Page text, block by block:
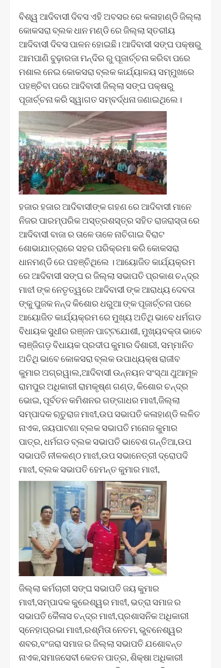
ବିଶ୍ୱ ଆଦିବାସୀ ଦିବସ ଏହି ଅବସର ରେ କଳାହାଣ୍ଡି ଜିଲ୍ଲା
କୋକସରା ବ୍ଲକ ଧାନ ମଣ୍ଡି ରେ ଜିଲ୍ଲା ସ୍ତରୀୟ
ଆଦିବାସୀ ଦିବସ ପାଳନ ହୋଇଛି। ଆଦିବାସୀ ସଙ୍ଘ ପକ୍ଷରୁ
ଆମପାଣି ବୁଢ଼ାରଜା ମନ୍ଦିର ରୁ ପୂଜାର୍ଚ୍ଚନା କରିବା ପରେ
ମଶାଲ ନେଇ କୋକସରା ବ୍ଲକ କାର୍ଯ୍ୟାଳୟ ସମ୍ମୁଖରେ
ପହଞ୍ଚିବା ପରେ ଆଦିବାସୀ ଜିଲ୍ଲା ସଙ୍ଘ ପକ୍ଷରୁ
ପୂଜାର୍ଚ୍ଚନା କରି ସ୍ୱାଗତ ସମ୍ବର୍ଦ୍ଧନା ଜଣାଇଥିଲେ।
ହଜାର ହଜାର ଆଦିବାସୀଙ୍କ ଗହଣ ରେ ଆଦିବାସୀ ମାନେ
ନିଜର ପାରମ୍ପରିକ ଅସ୍ତ୍ରଶସ୍ତ୍ର ସହିତ ରାଜରାସ୍ତା ରେ
ଆଦିବାସୀ ବାଜା ର ତାଳେ ତାଳେ ନାଚିଗାଇ ବିରାଟ
ଶୋଭାଯାତ୍ରାରେ ସହର ପରିକ୍ରମା କରି କୋକସରା
ଧାନମଣ୍ଡି ରେ ପହଞ୍ଚିଥିଲେ । ଆୟୋଜିତ କାର୍ଯ୍ୟକ୍ରମ
ରେ ଆଦିବାସୀ ସଙ୍ଘ ର ଜିଲ୍ଲା ସଭାପତି ପ୍ରକାଶ ଚନ୍ଦ୍ର
ମାଝୀ ଙ୍କ ନେତୃତ୍ୱରେ ଆଦିବାସୀ ଙ୍କ ଆରାଧ୍ୟ ଦେବତା
ଙ୍କୁ ପୁଜକ ନନ୍ଦ କିଶୋର ଧରୁଆ ଙ୍କ ପୂଜାର୍ଚ୍ଚନା ପରେ
ଆୟୋଜିତ କାର୍ଯ୍ୟକ୍ରମ ରେ ମୁଖ୍ୟ ଅତିଥି ଭାବେ ଧର୍ମଗଡ
ବିଧାୟକ ସୁଧୀର ରଞ୍ଜନ ପାଟ୍ଟଯୋଶୀ, ମୁଖ୍ୟବକ୍ତା ଭାବେ
ଲାଞ୍ଜିଗଡ଼ ବିଧାୟକ ପ୍ରଦୀପ କୁମାର ଦିଶାରୀ, ସମ୍ମାନିତ
ଅତିଥି ଭାବେ କୋକସରା ବ୍ଲକ ଉପାଧ୍ୟକ୍ଷ ରାଜୀବ
କୁମାର ଅଗ୍ରୱାଲ,ଆଦିବାସୀ ଉନ୍ନୟନ ସଂସ୍ଥା ଥୁଆମୂଳ
ରାମପୁର ଅଧିକାରୀ ରାମକୃଷ୍ଣ ଗଣ୍ଡ, କିଶୋର ଚନ୍ଦ୍ର
ଭୋଇ, ପୂର୍ବତନ କମିଶନର ଗଙ୍ଗାଧର ମାଝୀ,ଜିଲ୍ଲା
ସମ୍ପାଦକ ୠତୁରାଜ ମାଝୀ,ଉପ ସଭାପତି କଳାହାଣ୍ଡି ଲଳିତ
ନାଏକ, ଜୟପାଟଣା ବ୍ଲକ ସଭାପତି ମନୋଜ କୁମାର
ପାତ୍ର, ଧର୍ମଗଡ ବ୍ଲକ ସଭାପତି ଭାବେଶ ଗନ୍ତିଆ,ଉପ
ସଭାପତି ନୀଳକଣ୍ଠ ମାଝୀ,ଉପ ସଭାନେତ୍ରୀ ଦ୍ରୋପଦି
ମାଝୀ, ବ୍ଲକ ସଭାପତି ହେମନ୍ତ କୁମାର ମାଝୀ,
ଜିଲ୍ଲା କର୍ମଚାରୀ ସଙ୍ଘ ସଭାପତି ଜୟ କୁମାର
ମାଝୀ,ସମ୍ପାଦକ କୁରେଶ୍ୱର ମାଝୀ, ଭତ୍ରା ସମାଜ ର
ସଭାପତି କୈଳାସ ଚନ୍ଦ୍ର ମାଝୀ,ପ୍ରଶାସନିକ ଅଧିକାରୀ
ସ୍ନେହାପ୍ରଭା ମାଝୀ,ରଶ୍ମିତା ନେତମ, ଭୁବନେଶ୍ୱର
ଶବର,ବଂଜରା ସମାଜ ର ଜିଲ୍ଲା ସଭାପତି ଯଶୋବନ୍ତ
ନାଏକ,ସମାଜସେବୀ କେତନ ପାତ୍ର, ଶିକ୍ଷା ଅଧିକାରୀ